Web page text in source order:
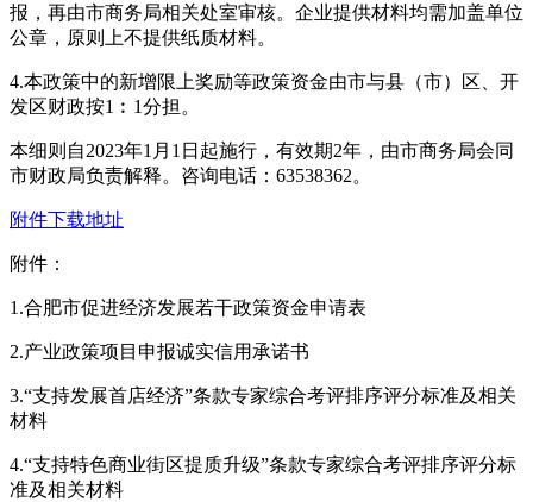
报，再由市商务局相关处室审核。企业提供材料均需加盖单位
公章，原则上不提供纸质材料。
4.本政策中的新增限上奖励等政策资金由市与县（市）区、开
发区财政按1︰1分担。
本细则自2023年1月1日起施行，有效期2年，由市商务局会同
市财政局负责解释。咨询电话：63538362。
附件下载地址
附件：
1.合肥市促进经济发展若干政策资金申请表
2.产业政策项目申报诚实信用承诺书
3.“支持发展首店经济”条款专家综合考评排序评分标准及相关
材料
4.“支持特色商业街区提质升级”条款专家综合考评排序评分标
准及相关材料